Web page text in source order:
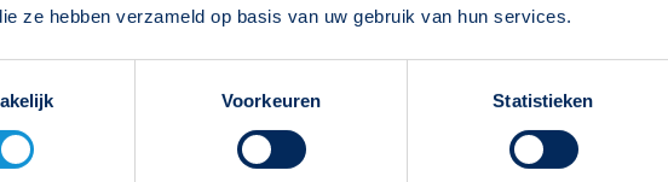
ze hebben verzameld op basis van uw gebruik van hun services.
Voorkeuren Statistieken